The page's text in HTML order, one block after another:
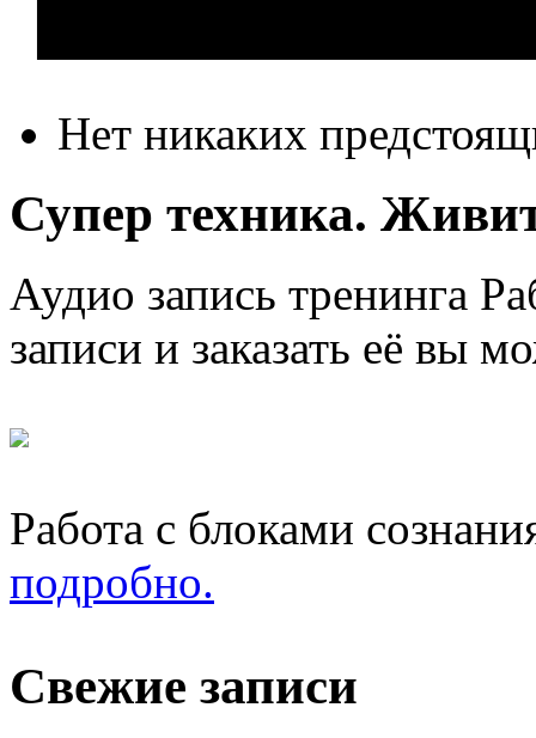
Нет никаких
Супер техника.
Аудио запись тренинга
записи и заказать её вы
Работа с блоками
подробно.
Свежие записи